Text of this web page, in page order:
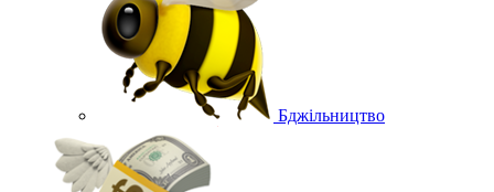
Бджільництво